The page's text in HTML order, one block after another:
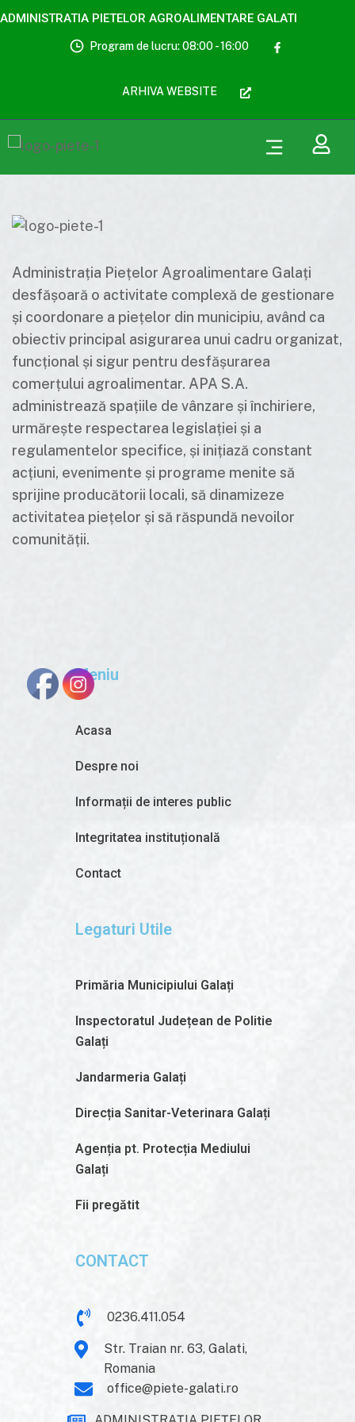
ADMINISTRATIA PIETELOR AGROALIMENTARE GALATI
Program de lucru: 08:00 - 16:00
ARHIVA WEBSITE
Administrația Piețelor Agroalimentare Galați
desfășoară o activitate complexă de gestionare
și coordonare a piețelor din municipiu, având ca
obiectiv principal asigurarea unui cadru organizat,
funcțional și sigur pentru desfășurarea
comerțului agroalimentar. APA S.A.
administrează spațiile de vânzare și închiriere,
urmărește respectarea legislației și a
regulamentelor specifice, și inițiază constant
acțiuni, evenimente și programe menite să
sprijine producătorii locali, să dinamizeze
activitatea piețelor și să răspundă nevoilor
comunității.
Meniu
Acasa
Despre noi
Informații de interes public
Integritatea instituțională
Contact
Legaturi Utile
Primăria Municipiului Galați
Inspectoratul Județean de Politie
Galați
Jandarmeria Galați
Direcția Sanitar-Veterinara Galați
Agenția pt. Protecția Mediului
Galați
Fii pregătit
CONTACT
0236.411.054
Str. Traian nr. 63, Galati,
Romania
office@piete-galati.ro